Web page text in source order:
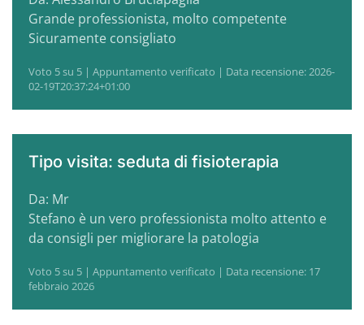
Grande professionista, molto competente
Sicuramente consigliato
Voto 5 su 5 | Appuntamento verificato | Data recensione: 2026-
02-19T20:37:24+01:00
Tipo visita: seduta di fisioterapia
Da: Mr
Stefano è un vero professionista molto attento e
da consigli per migliorare la patologia
Voto 5 su 5 | Appuntamento verificato | Data recensione: 17
febbraio 2026